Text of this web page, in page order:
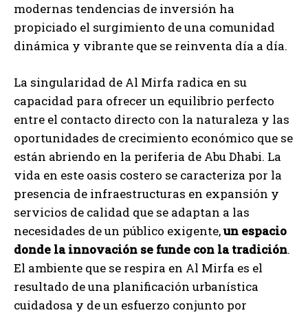
modernas tendencias de inversión ha
propiciado el surgimiento de una comunidad
dinámica y vibrante que se reinventa día a día.
La singularidad de Al Mirfa radica en su
capacidad para ofrecer un equilibrio perfecto
entre el contacto directo con la naturaleza y las
oportunidades de crecimiento económico que se
están abriendo en la periferia de Abu Dhabi. La
vida en este oasis costero se caracteriza por la
presencia de infraestructuras en expansión y
servicios de calidad que se adaptan a las
necesidades de un público exigente,un espacio
donde la innovación se funde con la tradición.
El ambiente que se respira en Al Mirfa es el
resultado de una planificación urbanística
cuidadosa y de un esfuerzo conjunto por